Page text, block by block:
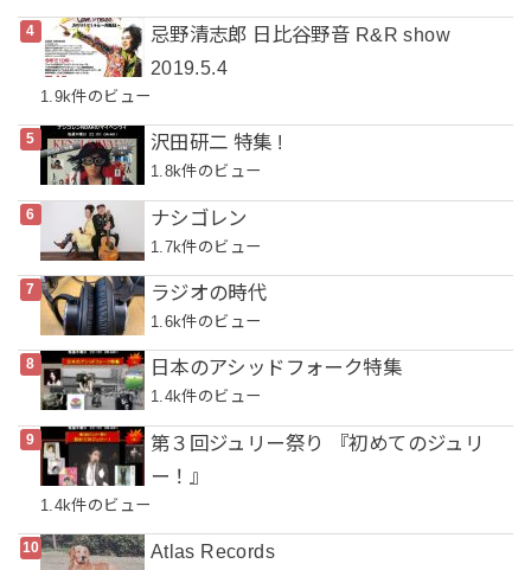
忌野清志郎 日比谷野音 R&R show
2019.5.4
1.9k件のビュー
沢田研二 特集 !
1.8k件のビュー
ナシゴレン
1.7k件のビュー
ラジオの時代
1.6k件のビュー
日本のアシッドフォーク特集
1.4k件のビュー
第３回ジュリー祭り 『初めてのジュリ
ー！』
1.4k件のビュー
Atlas Records